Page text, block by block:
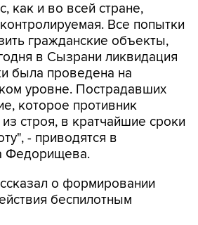
как и во всей стране,
Все попытки
гражданские объекты,
в Сызрани ликвидация
была проведена на
уровне. Пострадавших
которое противник
строя, в кратчайшие сроки
- приводятся в
Федорищева.
о формировании
беспилотным